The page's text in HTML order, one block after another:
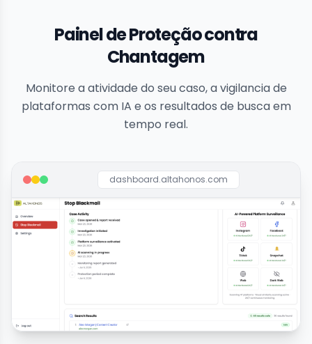
Painel de Proteção contra
Chantagem
Monitore a atividade do seu caso, a vigilancia de
plataformas com IA e os resultados de busca em
tempo real.
dashboard.altahonos.com